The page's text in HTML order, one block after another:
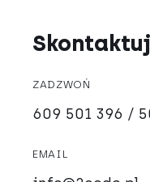
ZADZWOŃ
609 501 396 /
EMAIL